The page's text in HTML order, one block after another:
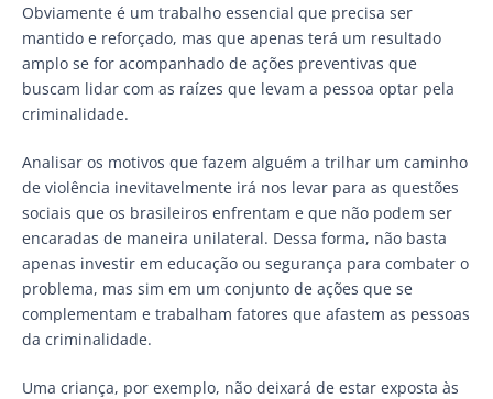
Obviamente é um trabalho essencial que precisa ser
mantido e reforçado, mas que apenas terá um resultado
amplo se for acompanhado de ações preventivas que
buscam lidar com as raízes que levam a pessoa optar pela
criminalidade.
Analisar os motivos que fazem alguém a trilhar um caminho
de violência inevitavelmente irá nos levar para as questões
sociais que os brasileiros enfrentam e que não podem ser
encaradas de maneira unilateral. Dessa forma, não basta
apenas investir em educação ou segurança para combater o
problema, mas sim em um conjunto de ações que se
complementam e trabalham fatores que afastem as pessoas
da criminalidade.
Uma criança, por exemplo, não deixará de estar exposta às